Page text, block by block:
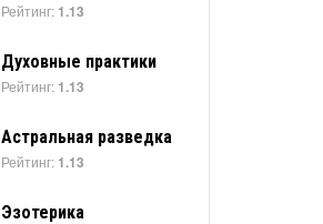
Рейтинг: 1.13
Духовные практики
Рейтинг: 1.13
Астральная разведка
Рейтинг: 1.13
Эзотерика